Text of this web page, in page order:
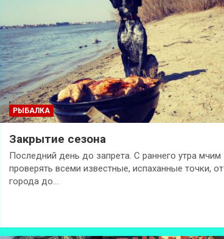
РЫБАЛКА
Закрытие сезона
Последний день до запрета. С раннего утра мчим
проверять всеми известные, испаханные точки, от
города до…